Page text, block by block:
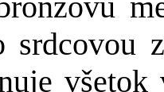
srdcovou